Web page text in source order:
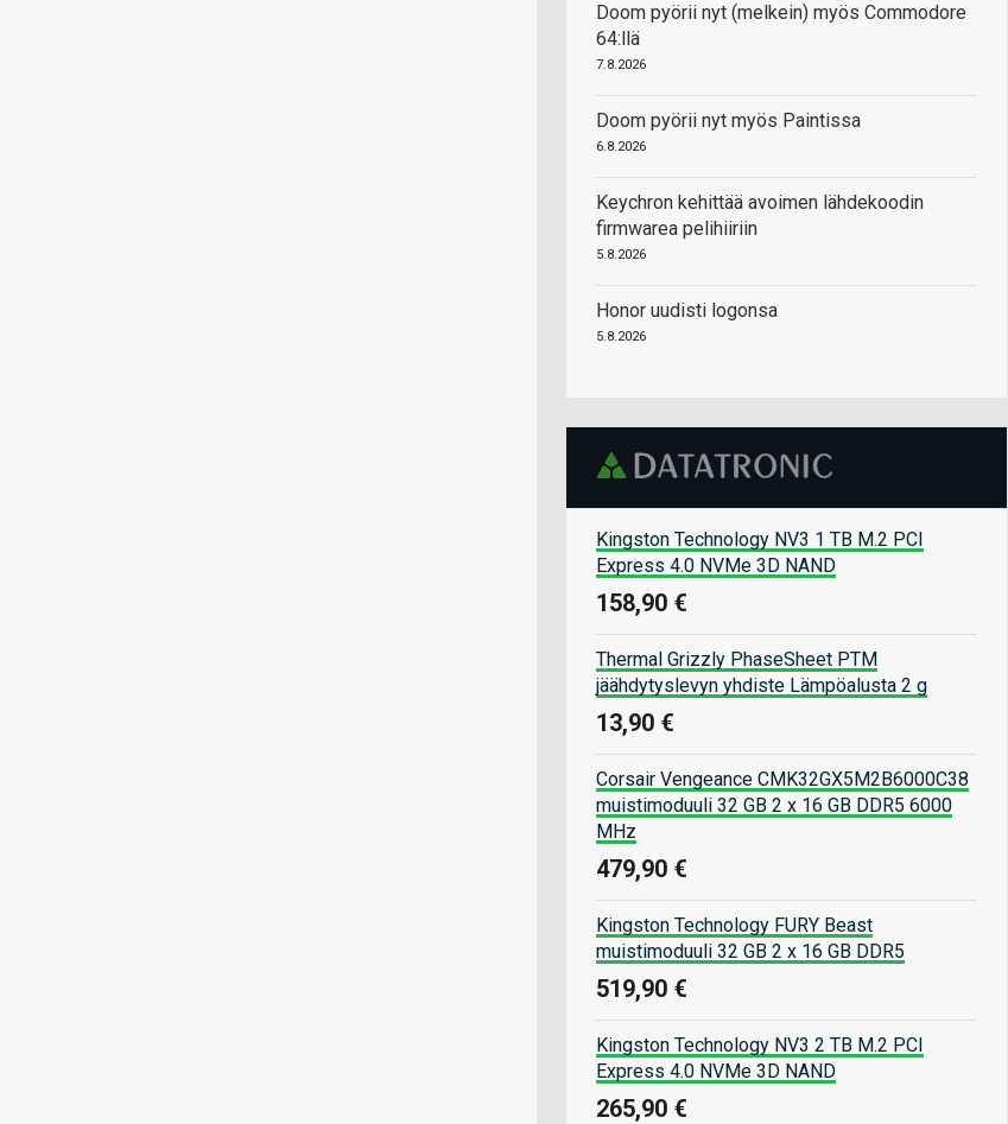
Doom pyörii nyt (melkein) myös Commodore
64:llä
7.8.2026
Doom pyörii nyt myös Paintissa
6.8.2026
Keychron kehittää avoimen lähdekoodin
firmwarea pelihiiriin
5.8.2026
Honor uudisti logonsa
5.8.2026
Kingston Technology NV3 1 TB M.2 PCI
Express 4.0 NVMe 3D NAND
158,90 €
Thermal Grizzly PhaseSheet PTM
jäähdytyslevyn yhdiste Lämpöalusta 2 g
13,90 €
Corsair Vengeance CMK32GX5M2B6000C38
muistimoduuli 32 GB 2 x 16 GB DDR5 6000
MHz
479,90 €
Kingston Technology FURY Beast
muistimoduuli 32 GB 2 x 16 GB DDR5
519,90 €
Kingston Technology NV3 2 TB M.2 PCI
Express 4.0 NVMe 3D NAND
265,90 €